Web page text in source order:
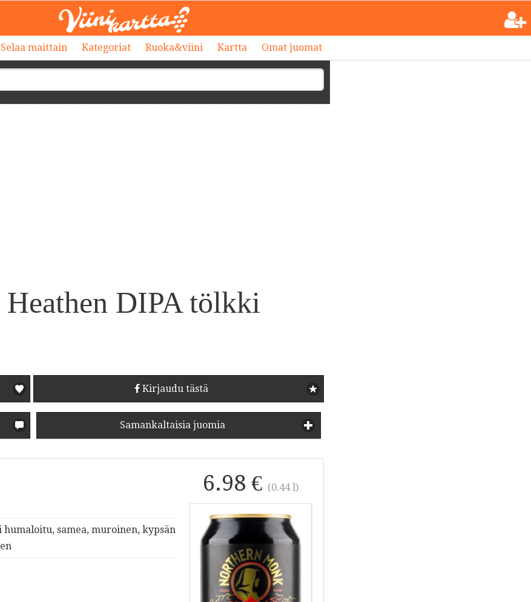
Selaa maittain Kategoriat Ruoka&viini Kartta Omat juomat
DIPA tölkki
Kirjaudu tästä
Samankaltaisia juomia
6.98 € (0.44 l)
samea, muroinen, kypsän